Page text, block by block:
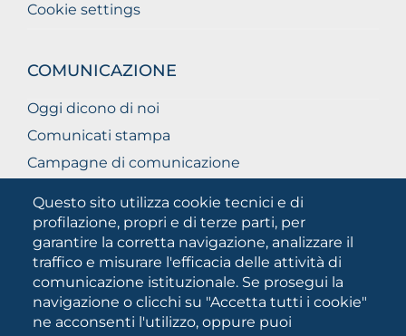
Questo sito utilizza cookie tecnici e di
profilazione, propri e di terze parti, per
garantire la corretta navigazione, analizzare il
traffico e misurare l'efficacia delle attività di
comunicazione istituzionale. Se prosegui la
navigazione o clicchi su "Accetta tutti i cookie"
ne acconsenti l'utilizzo, oppure puoi
Cookie settings
COMUNICAZIONE
Oggi dicono di noi
Comunicati stampa
Campagne di comunicazione
Unifg Mag
Manuale di identità visiva
Facts and figures